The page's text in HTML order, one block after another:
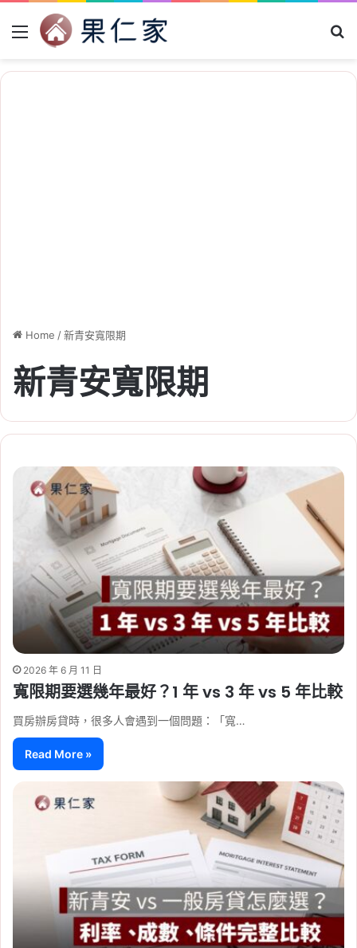
Menu
Home /新青安寬限期
新青安寬限期
2026 年 6 月 11 日
寬限期要選幾年最好？1 年 vs 3 年 vs 5 年比較
買房辦房貸時，很多人會遇到一個問題：「寬…
Read More »